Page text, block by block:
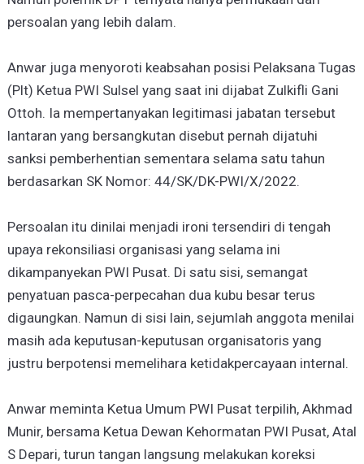
persoalan yang lebih dalam.
Anwar juga menyoroti keabsahan posisi Pelaksana Tugas
(Plt) Ketua PWI Sulsel yang saat ini dijabat Zulkifli Gani
Ottoh. Ia mempertanyakan legitimasi jabatan tersebut
lantaran yang bersangkutan disebut pernah dijatuhi
sanksi pemberhentian sementara selama satu tahun
berdasarkan SK Nomor: 44/SK/DK-PWI/X/2022.
Persoalan itu dinilai menjadi ironi tersendiri di tengah
upaya rekonsiliasi organisasi yang selama ini
dikampanyekan PWI Pusat. Di satu sisi, semangat
penyatuan pasca-perpecahan dua kubu besar terus
digaungkan. Namun di sisi lain, sejumlah anggota menilai
masih ada keputusan-keputusan organisatoris yang
justru berpotensi memelihara ketidakpercayaan internal.
Anwar meminta Ketua Umum PWI Pusat terpilih, Akhmad
Munir, bersama Ketua Dewan Kehormatan PWI Pusat, Atal
S Depari, turun tangan langsung melakukan koreksi